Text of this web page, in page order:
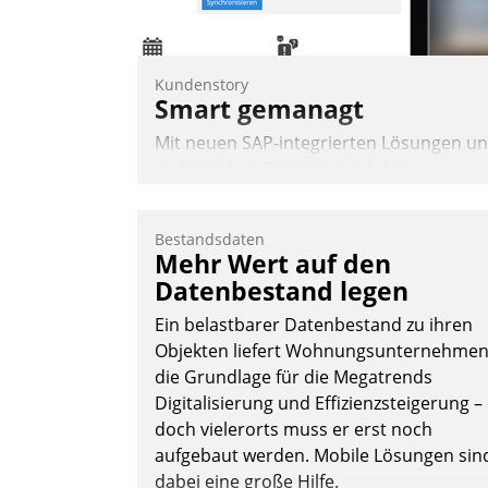
Kundenstory
Smart gemanagt
Mit neuen SAP-integrierten Lösungen
Kapitalanlage für künftige Aufgaben und
Herausforderungen gerüstet.
Nadja Hußmann
Bestandsdaten
Mehr Wert auf den
Datenbestand legen
Ein belastbarer Datenbestand zu ihren
Objekten liefert Wohnungsunternehmen
die Grundlage für die Megatrends
Digitalisierung und Effizienzsteigerung –
doch vielerorts muss er erst noch
aufgebaut werden. Mobile Lösungen
dabei eine große Hilfe.